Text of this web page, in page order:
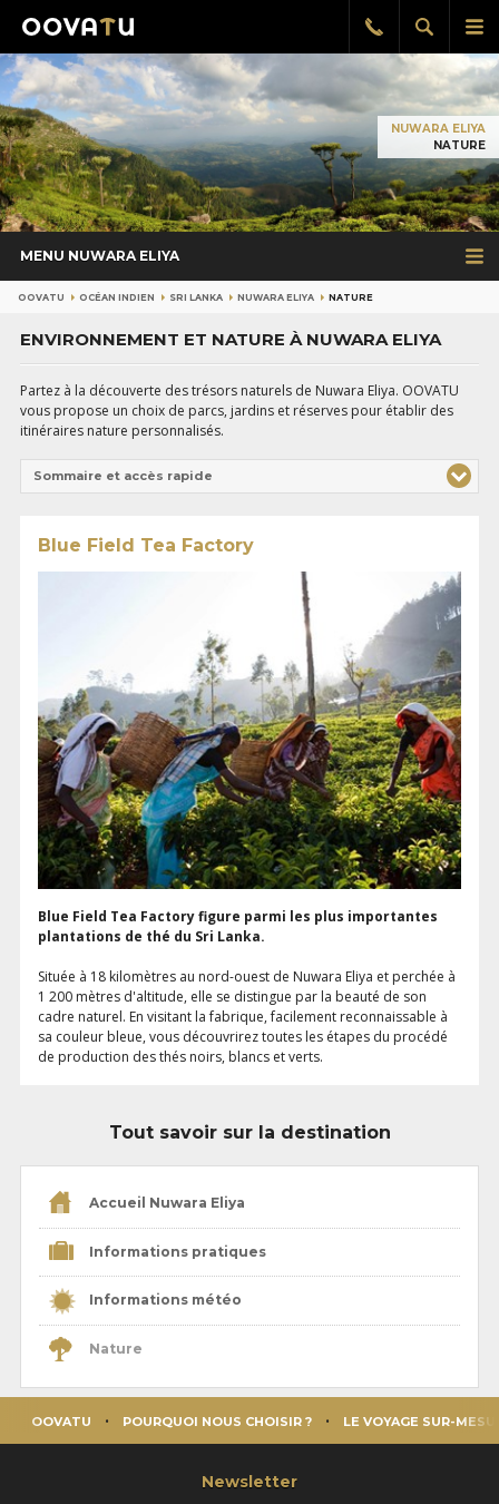
le
Afficher
la
Rappel
gratuit
NUWARA ELIYA
NATURE
MENU NUWARA ELIYA
OOVATU OCÉAN INDIEN SRI LANKA NUWARA ELIYA NATURE
ENVIRONNEMENT ET NATURE À NUWARA ELIYA
Partez à la découverte des trésors naturels de Nuwara Eliya. OOVATU
vous propose un choix de parcs, jardins et réserves pour établir des
itinéraires nature personnalisés.
Sommaire et accès rapide
Blue Field Tea Factory
Blue Field Tea Factory figure parmi les plus importantes
plantations de thé du Sri Lanka.
Située à 18 kilomètres au nord-ouest de Nuwara Eliya et perchée à
1 200 mètres d'altitude, elle se distingue par la beauté de son
cadre naturel. En visitant la fabrique, facilement reconnaissable à
sa couleur bleue, vous découvrirez toutes les étapes du procédé
de production des thés noirs, blancs et verts.
Tout savoir sur la destination
Accueil Nuwara Eliya
Informations pratiques
Informations météo
Nature
OOVATU POURQUOI NOUS CHOISIR ? LE VOYAGE SUR-
Newsletter